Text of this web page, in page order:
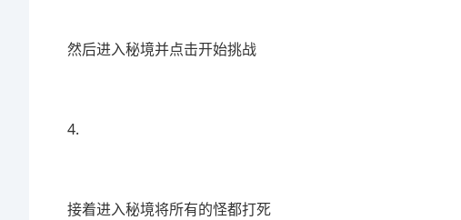
然后进入秘境并点击开始挑战
4.
接着进入秘境将所有的怪都打死